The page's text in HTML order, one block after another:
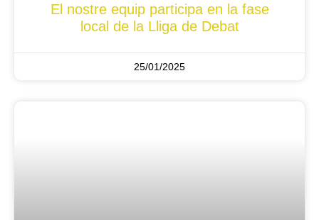
El nostre equip participa en la fase
local de la Lliga de Debat
25/01/2025